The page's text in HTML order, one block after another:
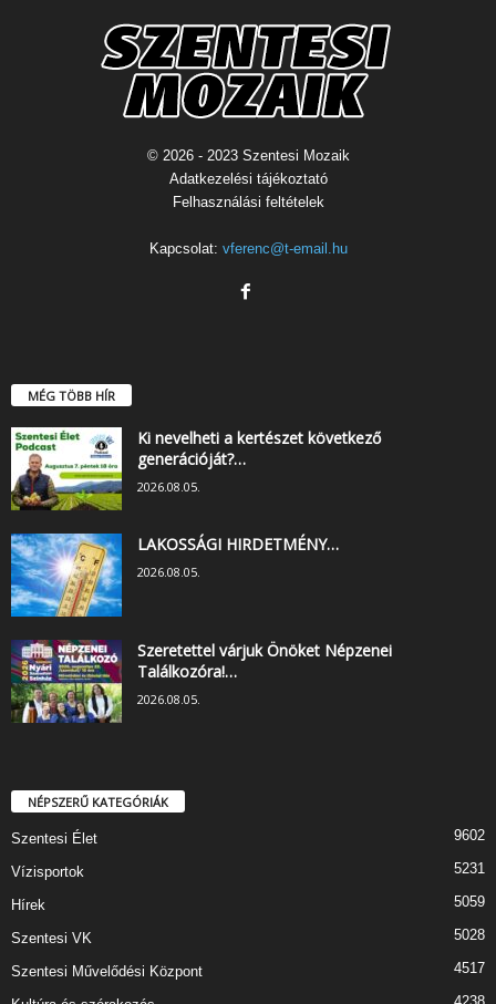
© 2026 - 2023 Szentesi Mozaik
Adatkezelési tájékoztató
Felhasználási feltételek
Kapcsolat: vferenc@t-email.hu
MÉG TÖBB HÍR
Ki nevelheti a kertészet következő
generációját?…
2026.08.05.
LAKOSSÁGI HIRDETMÉNY…
2026.08.05.
Szeretettel várjuk Önöket Népzenei
Találkozóra!…
2026.08.05.
NÉPSZERŰ KATEGÓRIÁK
Szentesi Élet 9602
Vízisportok 5231
Hírek 5059
Szentesi VK 5028
Szentesi Művelődési Központ 4517